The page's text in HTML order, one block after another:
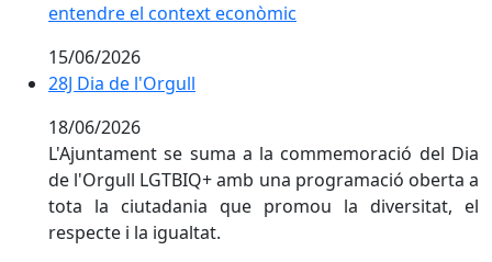
entendre el context econòmic
15/06/2026
28J Dia de l'Orgull
28J Dia de l'Orgull
18/06/2026
L'Ajuntament se suma a la commemoració del Dia
de l'Orgull LGTBIQ+ amb una programació oberta a
tota la ciutadania que promou la diversitat, el
respecte i la igualtat.